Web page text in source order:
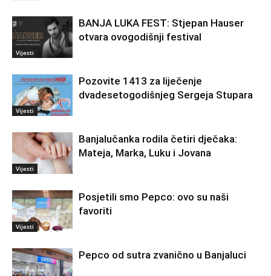
Vijesti
BANJA LUKA FEST: Stjepan Hauser
otvara ovogodišnji festival
Vijesti
Pozovite 1413 za liječenje
dvadesetogodišnjeg Sergeja Stupara
Vijesti
Banjalučanka rodila četiri dječaka:
Mateja, Marka, Luku i Jovana
Vijesti
Posjetili smo Pepco: ovo su naši
favoriti
Pepco od sutra zvanično u Banjaluci